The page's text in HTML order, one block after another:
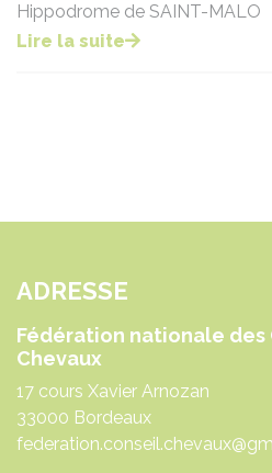
Hippodrome de SAINT-MALO
Lire la suite
ADRESSE
Fédération nationale des
Chevaux
17 cours Xavier Arnozan
33000 Bordeaux